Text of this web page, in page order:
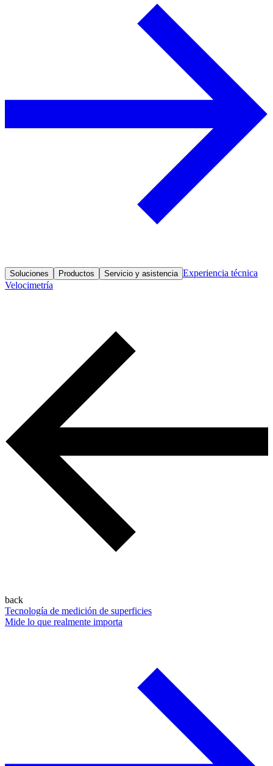
Soluciones Productos Servicio y asistencia Experiencia técnica
Velocimetría
back
Tecnología de medición de superficies
Mide lo que realmente importa